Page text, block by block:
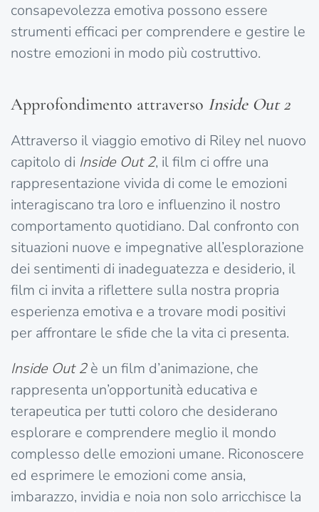
consapevolezza emotiva possono essere
strumenti efficaci per comprendere e gestire le
nostre emozioni in modo più costruttivo.
Approfondimento attraverso Inside Out 2
Attraverso il viaggio emotivo di Riley nel nuovo
capitolo di InsideOut 2, il film ci offre una
rappresentazione vivida di come le emozioni
interagiscano tra loro e influenzino il nostro
comportamento quotidiano. Dal confronto con
situazioni nuove e impegnative all’esplorazione
dei sentimenti di inadeguatezza e desiderio, il
film ci invita a riflettere sulla nostra propria
esperienza emotiva e a trovare modi positivi
per affrontare le sfide che la vita ci presenta.
Inside Out 2è un film d’animazione, che
rappresenta un’opportunità educativa e
terapeutica per tutti coloro che desiderano
esplorare e comprendere meglio il mondo
complesso delle emozioni umane. Riconoscere
ed esprimere le emozioni come ansia,
imbarazzo, invidia e noia non solo arricchisce la